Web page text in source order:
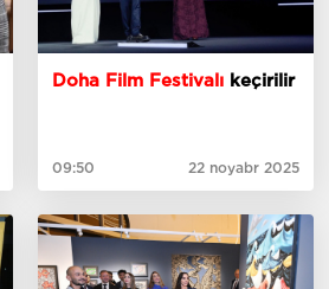
Doha Film Festivalıkeçirilir
09:50 22 noyabr 2025